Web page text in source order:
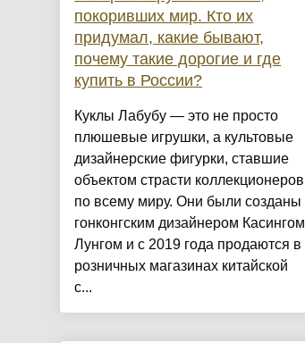
покоривших мир. Кто их
придумал, какие бывают,
почему такие дорогие и где
купить в России?
Куклы Лабубу — это не просто
плюшевые игрушки, а культовые
дизайнерские фигурки, ставшие
объектом страсти коллекционеров
по всему миру. Они были созданы
гонконгским дизайнером Касингом
Лунгом и с 2019 года продаются в
розничных магазинах китайской
с...